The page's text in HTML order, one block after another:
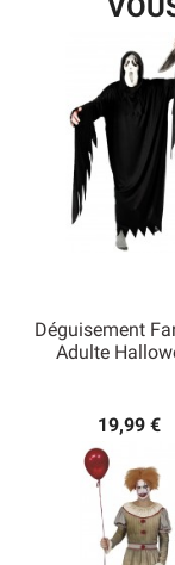
Déguisement
Adulte
19,99 €